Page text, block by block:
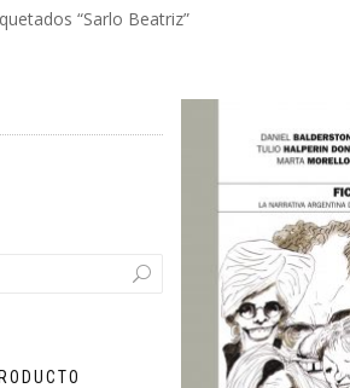
“Sarlo Beatriz”